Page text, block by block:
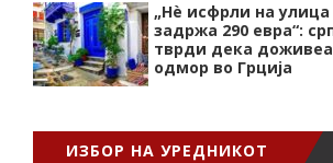
„Нѐ исфрли на
задржа 290 евра“:
тврди дека
одмор во Грција
ИЗБОР НА УРЕДНИКОТ